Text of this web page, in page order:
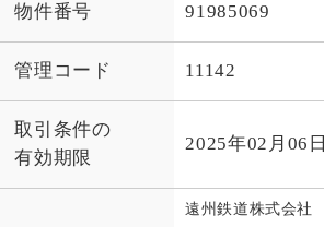
物件番号 91985069
管理コード 11142
取引条件の
有効期限
2025年02月06日
遠州鉄道株式会社